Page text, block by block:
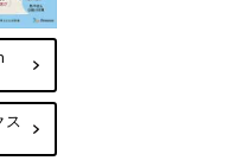
ス